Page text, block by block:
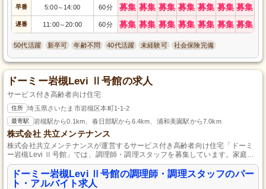
早番 5:00～ 14:00 60分 募集 募集 募集 募集 募集 募集 募集
遅番 11:00～20:00 60分 募集 募集 募集 募集 募集 募集 募集
50代活躍 新卒可 年齢不問 40代活躍 未経験可 社会保険完備
ドーミー岩槻Levi Ⅱ号館の求人
サービス付き高齢者向け住宅
住所 埼玉県さいたま市岩槻区本町1-1-2
最寄駅 岩槻駅から0.1km、春日部駅から6.4km、浦和美園駅から7.0km
株式会社 共立メンテナンス
株式会社共立メンテナンスが運営するサービス付き高齢者向け住宅「ドーミ
ー岩槻Levi Ⅱ号館」では、調理師・調理スタッフを募集しています。家庭的
な雰囲気の中で一緒に美味しい食事を提供し、高齢者の暮らしを支える喜び
を実感できます。パート・アルバイトでの勤務ですので、自分のライフスタ
イルに合わせて働けます。ぜひご応募ください。
ドーミー岩槻Levi Ⅱ号館の調理師・調理スタッフのパー
ト・アルバイト求人